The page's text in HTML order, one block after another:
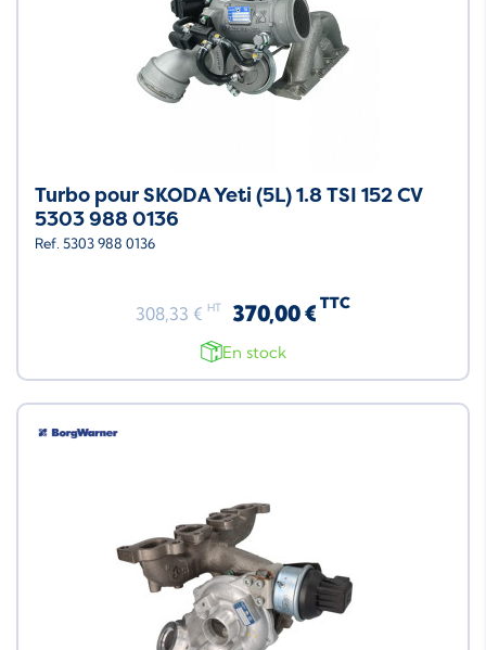
Turbo pour SKODA Yeti (5L) 1.8 TSI 152 CV
5303 988 0136
Ref. 5303 988 0136
308,33 € HT 370,00 € TTC
En stock